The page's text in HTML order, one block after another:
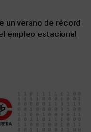
un verano de récord
empleo estacional